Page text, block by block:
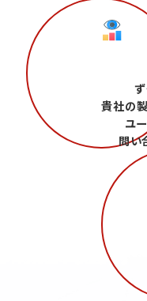
ず
貴社の
ユ
問い